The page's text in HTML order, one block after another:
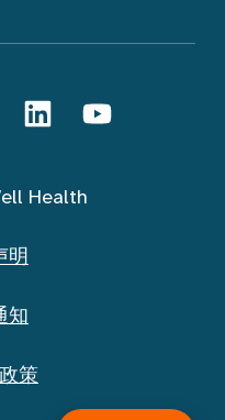
LinkedInYouTube
Health
明
知
策